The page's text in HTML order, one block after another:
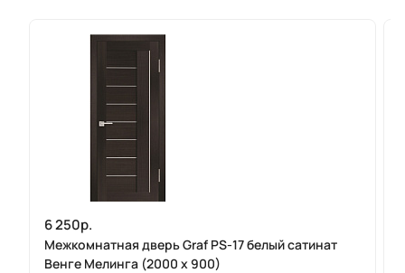
6 250р.
Межкомнатная дверь Graf PS-17 белый сатинат
Венге Мелинга (2000 х 900)